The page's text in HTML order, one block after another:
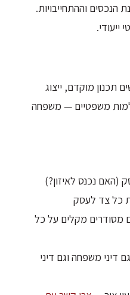
וההתחייבויות.
ייעודי.
תכנון מוקדם, ייצוג
משפטיים — משפחה
נכנס לאיזון?)
כל צד לעסק
מסודרים מקלים על כל
דיני משפחה וגם דיני